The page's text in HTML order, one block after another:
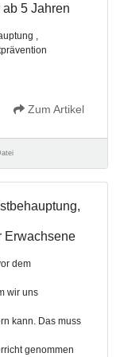
5 Jahren
,
Zum Artikel
Erwachsene
dem
wir uns
kann. Das muss
genommen